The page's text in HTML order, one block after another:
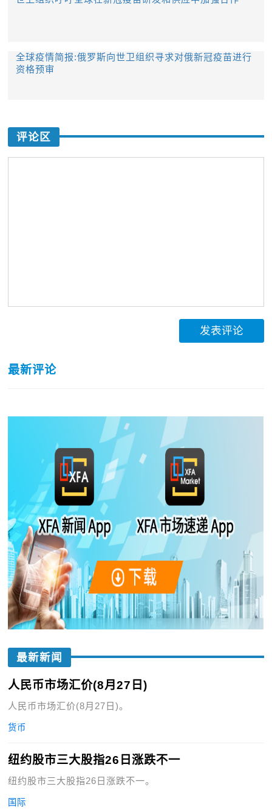
全球疫情简报:俄罗斯向世卫组织寻求对俄新冠疫苗进行
资格预审
评论区
发表评论
最新评论
最新新闻
人民币市场汇价(8月27日)
人民币市场汇价(8月27日)。
货币
纽约股市三大股指26日涨跌不一
纽约股市三大股指26日涨跌不一。
国际